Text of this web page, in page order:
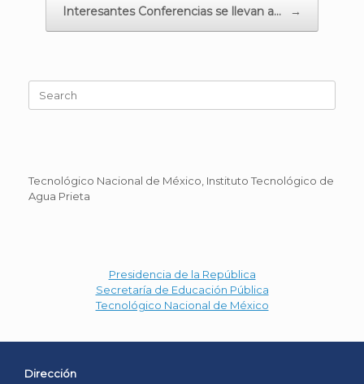
Interesantes Conferencias se llevan a… →
for:
Tecnológico Nacional de México, Instituto Tecnológico de
Agua Prieta
Presidencia de la República
Secretaría de Educación Pública
Tecnológico Nacional de México
Dirección